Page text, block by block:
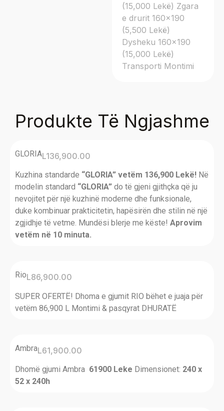
(15,000 Lekë) Zgara
e drurit 160×190
(5,500 Lekë)
Dysheku 160×190
(15,000 Lekë)
Transporti Montimi
Produkte Të Ngjashme
GLORIAL136,900.00
Kuzhina standarde “GLORIA” vetëm 136,900 Lekë! Në
modelin standard “GLORIA” do të gjeni gjithçka që ju
nevojitet për një kuzhinë moderne dhe funksionale,
duke kombinuar prakticitetin, hapësirën dhe stilin në një
zgjidhje të vetme. Mundësi blerje me këste! Aprovim
vetëm në 10 minuta.
RioL86,900.00
SUPER OFERTË! Dhoma e gjumit RIO bëhet e juaja për
vetëm 86,900 L Montimi & pasqyrat DHURATË
AmbraL61,900.00
Dhomë gjumi Ambra 61900 Leke Dimensionet: 240 x
52 x 240h